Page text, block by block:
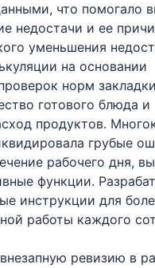
что помогало
недостачи и ее
уменьшения
на основании
норм
готового блюда и
продуктов.
грубые
рабочего дня,
функции.
инструкции для
работы каждого
ревизию в